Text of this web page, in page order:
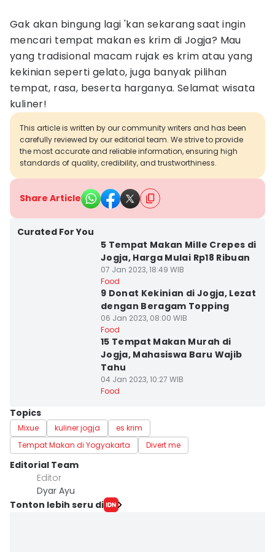
Gak akan bingung lagi 'kan sekarang saat ingin
mencari tempat makan es krim di Jogja? Mau
yang tradisional macam rujak es krim atau yang
kekinian seperti gelato, juga banyak pilihan
tempat, rasa, beserta harganya. Selamat wisata
kuliner!
This article is written by our community writers and has been
carefully reviewed by our editorial team. We strive to provide
the most accurate and reliable information, ensuring high
standards of quality, credibility, and trustworthiness.
Share Article
Curated For You
5 Tempat Makan Mille Crepes di
Jogja, Harga Mulai Rp18 Ribuan
07 Jan 2023, 18:49 WIB
Food
9 Donat Kekinian di Jogja, Lezat
dengan Beragam Topping
06 Jan 2023, 08:00 WIB
Food
15 Tempat Makan Murah di
Jogja, Mahasiswa Baru Wajib
Tahu
04 Jan 2023, 10:27 WIB
Food
Topics
Mixue kuliner jogja
es krim
Tempat Makan di Yogyakarta
Divert me
Editorial Team
Editor
Dyar Ayu
Tonton lebih seru di